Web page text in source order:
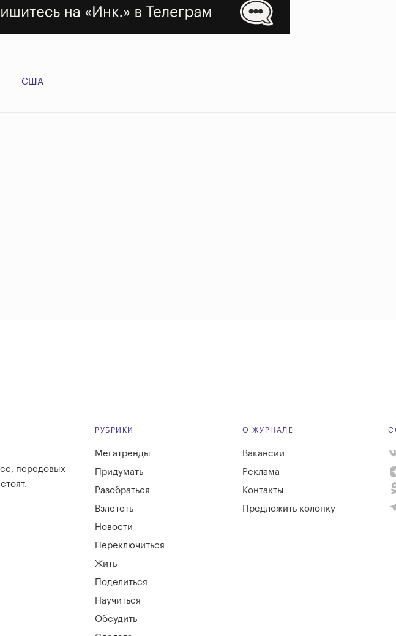
США
передовых
РУБРИКИ
Мегатренды
Придумать
Разобраться
Взлететь
Новости
Переключиться
Жить
Поделиться
Научиться
Обсудить
О ЖУРНАЛЕ
Вакансии
Реклама
Контакты
Предложить колонку